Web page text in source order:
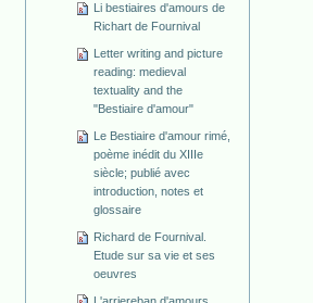
Li bestiaires d'amours de
Richart de Fournival
Letter writing and picture
reading: medieval
textuality and the
"Bestiaire d'amour"
Le Bestiaire d'amour rimé,
poème inédit du XIIIe
siècle; publié avec
introduction, notes et
glossaire
Richard de Fournival.
Etude sur sa vie et ses
oeuvres